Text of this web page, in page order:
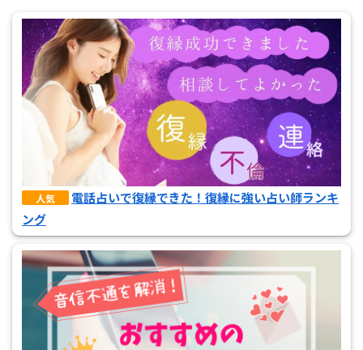
人気
電話占いで復縁できた！復縁に強い占い師ランキ
ング